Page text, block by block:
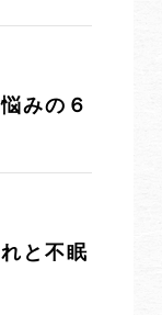
みの６
と不眠